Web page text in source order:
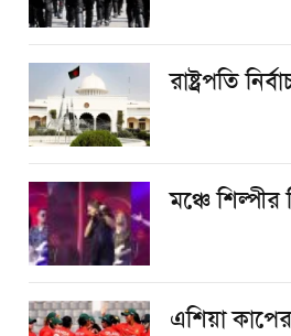
রাষ্ট্রপতি
​মঞ্চে শিল্পীর
এশিয়া